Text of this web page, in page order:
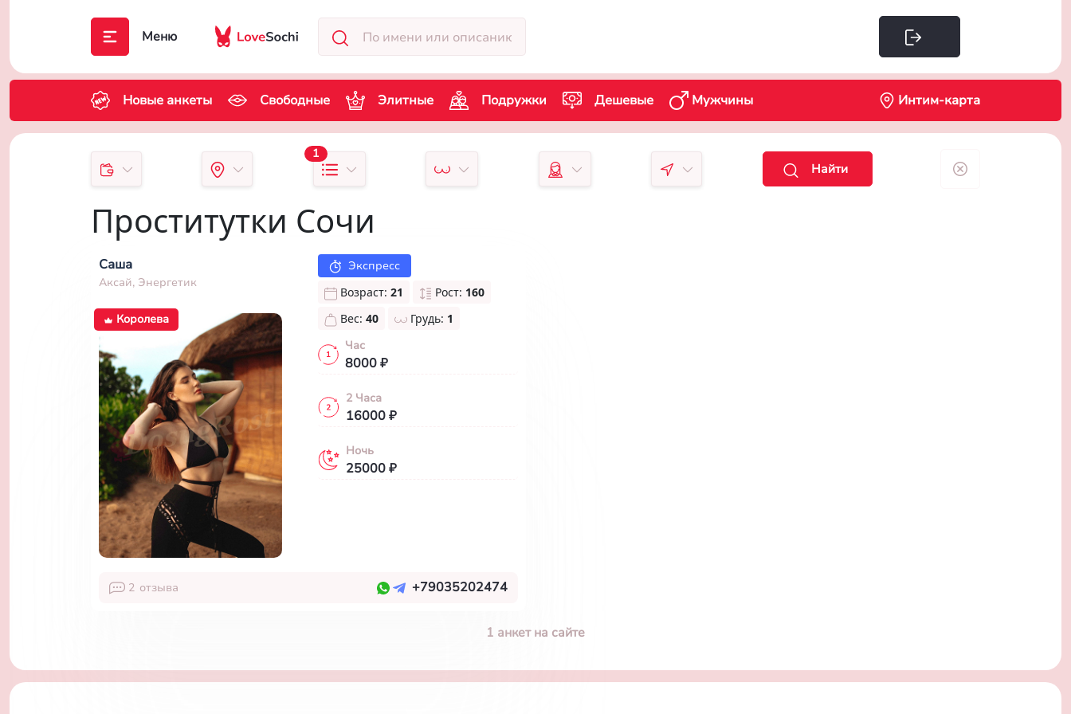
Меню
Новые анкеты Свободные Элитные Подружки Дешевые Мужчины Интим-карта
1
Найти
Проститутки Сочи
Саша
Аксай, Энергетик
Королева
Экспресс
Возраст: 21 Рост: 160
Вес: 40 Грудь: 1
Час
8000 ₽
2 Часа
16000 ₽
Ночь
25000 ₽
2 отзыва +79035202474
1 анкет на сайте